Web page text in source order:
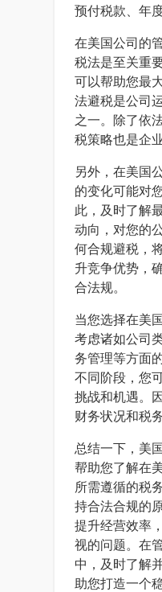
预付税款、年
在美国公司的
税法是至关重
可以帮助您最
法避税是公司
之一。除了依
税策略也是企
另外，在美国
的变化可能对
此，及时了解
动向，对您的
何合规避税，
升竞争优势，
合法规。
当您选择在美
考虑诸如公司
务管理等方面
不同阶段，您
挑战和机遇。
财务状况和税
总结一下，美
帮助您了解在
所需遵循的税
持合法合规的
提升经营效率
视的问题。在
中，及时了解
助您打造一个